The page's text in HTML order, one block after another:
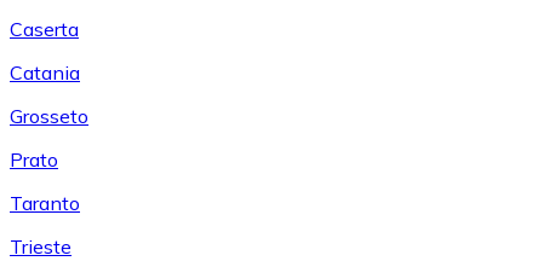
Caserta
Catania
Grosseto
Prato
Taranto
Trieste